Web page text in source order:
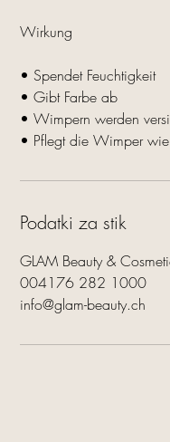
Wirkung
• Spendet Feuchtigkeit
• Gibt Farbe ab
• Wimpern werden
• Pflegt die Wimper
Podatki za stik
GLAM Beauty &
004176 282 1000
info@glam-beauty.ch